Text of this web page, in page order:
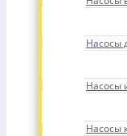
Насосы
Насосы
Насосы